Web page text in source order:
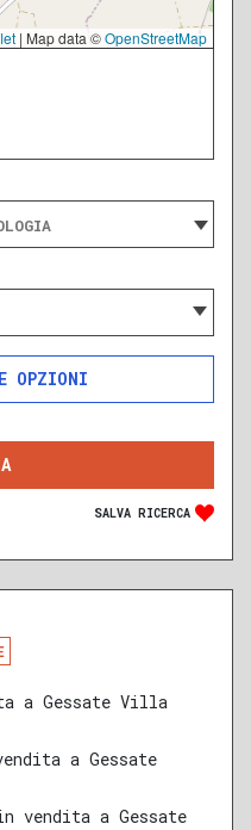
| Map data ©OpenStreetMap
OPZIONI
ANNUNCI IN ASTA
COSTRUZIONE
SALVA RICERCA
a Gessate Villa
a Gessate
vendita a Gessate